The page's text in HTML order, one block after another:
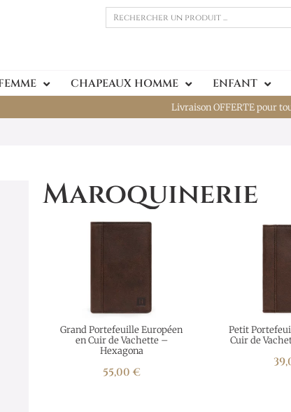
CHAPEAUX HOMME ENFANT
Livraison OFFERTE pour
Maroquinerie
Grand Portefeuille Européen
en Cuir de Vachette –
Hexagona
55,00 €
Petit
Cuir de